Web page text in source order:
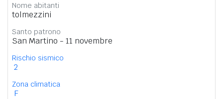
Nome abitanti
tolmezzini
Santo patrono
San Martino - 11 novembre
Rischio sismico
2
Zona climatica
F